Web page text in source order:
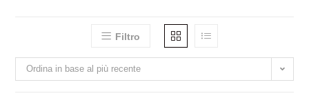
Filtro
Ordina in base al più recente